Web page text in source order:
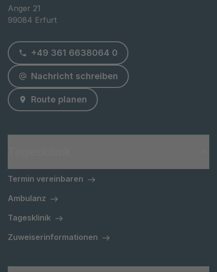
Anger 21
99084 Erfurt
+49 361 6638064 0
Nachricht schreiben
Route planen
Termin vereinbaren
Ambulanz
Tagesklinik
Zuweiserinformationen